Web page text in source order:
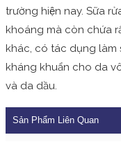
trường hiện nay. Sữa
khoáng mà còn chứa
khác, có tác dụng làm
kháng khuẩn cho da
và da dầu.
Sản Phẩm Liên Quan